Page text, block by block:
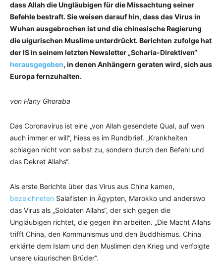
dass Allah die Ungläubigen für die Missachtung seiner
Befehle bestraft. Sie weisen darauf hin, dass das Virus in
Wuhan ausgebrochen ist und die chinesische Regierung
die uigurischen Muslime unterdrückt. Berichten zufolge hat
der IS in seinem letzten Newsletter „Scharia-Direktiven“
herausgegeben, in denen Anhängern geraten wird, sich aus
Europa fernzuhalten.
von Hany Ghoraba
Das Coronavirus ist eine „von Allah gesendete Qual, auf wen
auch immer er will“, hiess es im Rundbrief. „Krankheiten
schlagen nicht von selbst zu, sondern durch den Befehl und
das Dekret Allahs“.
Als erste Berichte über das Virus aus China kamen,
bezeichneten Salafisten in Ägypten, Marokko und anderswo
das Virus als „Soldaten Allahs“, der sich gegen die
Ungläubigen richtet, die gegen ihn arbeiten. „Die Macht Allahs
trifft China, den Kommunismus und den Buddhismus. China
erklärte dem Islam und den Muslimen den Krieg und verfolgte
unsere uigurischen Brüder“.